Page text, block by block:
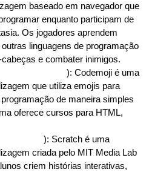
baseado em navegador que
enquanto participam de
Os jogadores aprendem
linguagens de programação
e combater inimigos.
): Codemoji é uma
que utiliza emojis para
de maneira simples
oferece cursos para HTML,
): Scratch é uma
criada pelo MIT Media Lab
criem histórias interativas,